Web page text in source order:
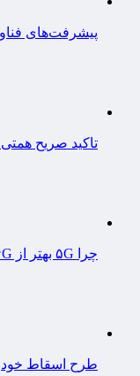
پیشرفت‌های
تاکید صریح
چرا ۵G بهتر از ۴G است؟
طرح اسقاط